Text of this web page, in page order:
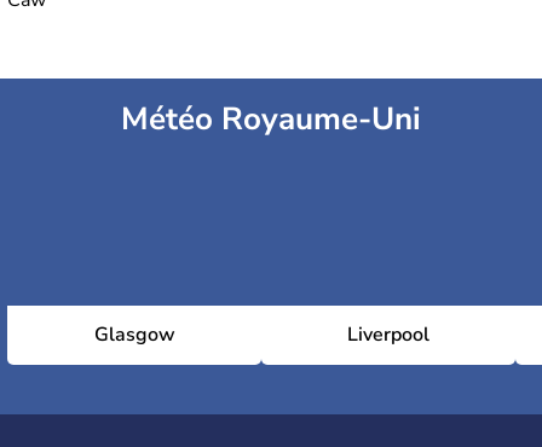
Météo Royaume-Uni
Glasgow Liverpool